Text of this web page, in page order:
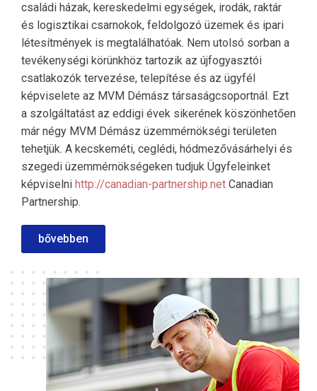
családi házak, kereskedelmi egységek, irodák, raktár
és logisztikai csarnokok, feldolgozó üzemek és ipari
létesítmények is megtalálhatóak. Nem utolsó sorban a
tevékenységi körünkhöz tartozik az újfogyasztói
csatlakozók tervezése, telepítése és az ügyfél
képviselete az MVM Démász társaságcsoportnál. Ezt
a szolgáltatást az eddigi évek sikerének köszönhetően
már négy MVM Démász üzemmérnökségi területen
tehetjük. A kecskeméti, ceglédi, hódmezővásárhelyi és
szegedi üzemmérnökségeken tudjuk Ügyfeleinket
képviselni http://canadian-partnership.net Canadian
Partnership.
bővebben